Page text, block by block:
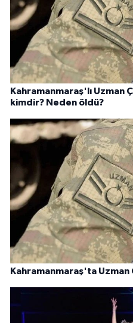
Kahramanmaraş'lı Uzman
kimdir? Neden öldü?
Kahramanmaraş'ta